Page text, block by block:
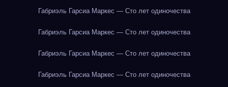
Габриэль Гарсиа Маркес — Сто лет одиночества
Габриэль Гарсиа Маркес — Сто лет одиночества
Габриэль Гарсиа Маркес — Сто лет одиночества
Габриэль Гарсиа Маркес — Сто лет одиночества